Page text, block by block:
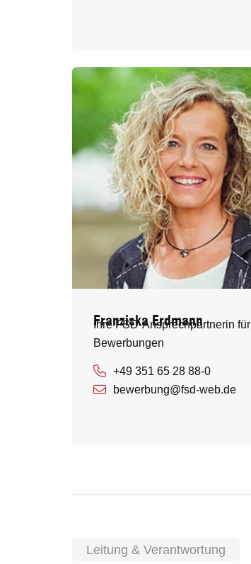
Franziska Erdmann
Ihre FSD-Ansprechpartnerin für
Bewerbungen
+49 351 65 28 88-0
bewerbung@fsd-web.de
Leitung & Verantwortung